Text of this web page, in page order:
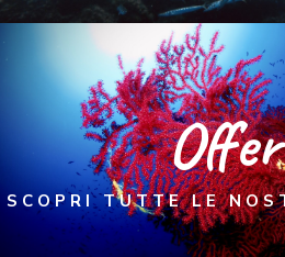
SCOPRI TUTTE LE